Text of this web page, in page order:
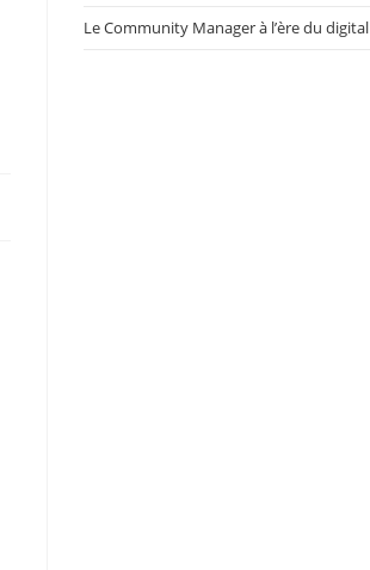
Le Community Manager à l’ère du digital